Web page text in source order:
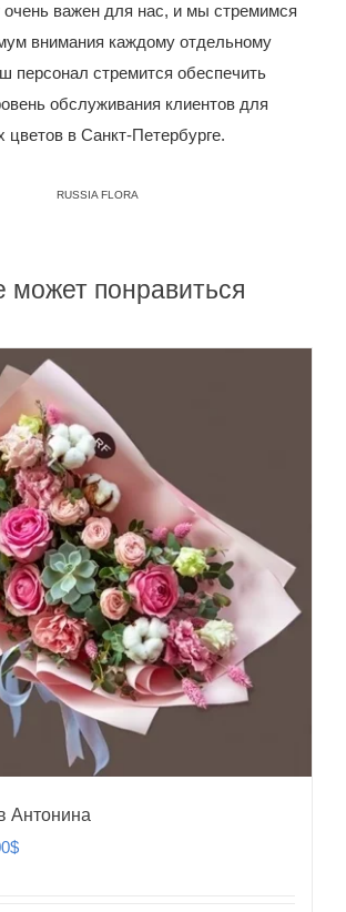
важен для нас, и мы стремимся
внимания каждому отдельному
персонал стремится обеспечить
обслуживания клиентов для
цветов в Санкт-Петербурге.
RUSSIA FLORA
может понравиться
Антонина
$Текущая